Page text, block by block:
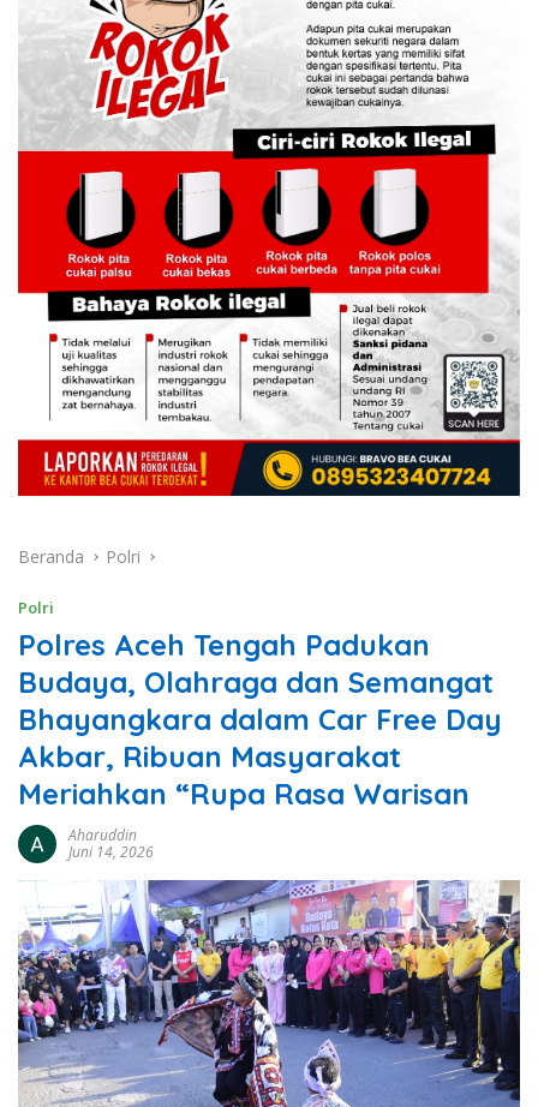
Beranda Polri
Polri
Polres Aceh Tengah Padukan
Budaya, Olahraga dan Semangat
Bhayangkara dalam Car Free Day
Akbar, Ribuan Masyarakat
Meriahkan “Rupa Rasa Warisan
Aharuddin
Juni 14, 2026